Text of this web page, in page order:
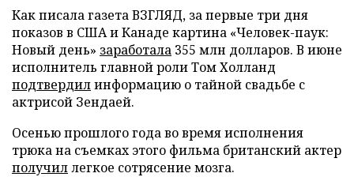
Как писала газета ВЗГЛЯД, за первые три дня
показов в США и Канаде картина «Человек-паук:
Новый день» заработала 355 млн долларов. В июне
исполнитель главной роли Том Холланд
подтвердилинформацию о тайной свадьбе с
актрисой Зендаей.
Осенью прошлого года во время исполнения
трюка на съемках этого фильма британский актер
получиллегкое сотрясение мозга.